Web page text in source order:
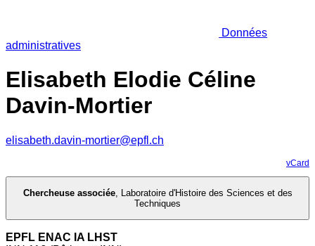
Données
administratives
Elisabeth Elodie Céline
Davin-Mortier
elisabeth.davin-mortier@epfl.ch
vCard
Chercheuse associée, Laboratoire d'Histoire des Sciences et des
Techniques
EPFL ENAC IA LHST